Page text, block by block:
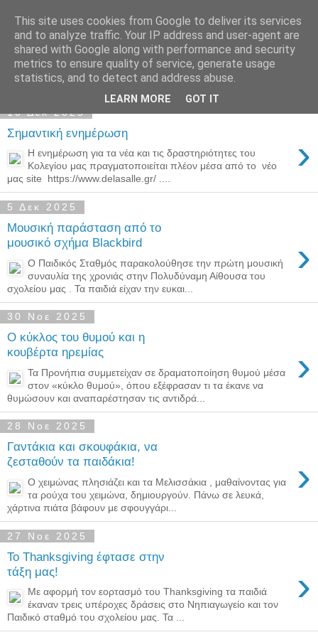
Παιδικός Σταθμός-
Νηπιαγωγείο "ΔΕΛΑΣΑΛ"
10 Δεκ 2025
Σημαντική ενημέρωση ›
Η ενημέρωση για τα νέα και τις δραστηριότητες του
Κολεγίου μας πραγματοποιείται πλέον μέσα από το νέο
μας site https://www.delasalle.gr/ ....
5 Δεκ 2025
Μουσική παράσταση από το
μουσικό σχήμα Blackbird
›
Ο Παιδικός Σταθμός παρακολούθησε την πρώτη μουσική
συναυλία της χρονιάς στην Πολυδύναμη Αίθουσα του
σχολείου μας . Τα παιδιά είχαν την ευκαι...
30 Νοε 2025
Ο κύκλος του θυμού και η
κουβέρτα ηρεμίας
›
Τα Προνήπια συμμετείχαν σε δραματοποίηση θυμού μέσα
στον «κύκλο θυμού», όπου εξέφρασαν τι τα έκανε να
θυμώσουν και αναπαρέστησαν τις αντιδρά...
28 Νοε 2025
Γαντάκια και σκουφάκια, να
ζεσταθούν τα παιδάκια!
›
Ο χειμώνας πλησιάζει και τα Μελισσάκια , μαθαίνοντας για
τα ρούχα του χειμώνα, δημιουργούν. Πάνω σε λευκά,
χάρτινα πιάτα βάφουν με σφουγγάρι...
27 Νοε 2025
Το Thanksgiving έφτασε στην
τάξη μας!
›
Με αφορμή τον εορτασμό του Thanksgiving τα παιδιά
έκαναν τρεις υπέροχες δράσεις στο Νηπιαγωγείο και τον
Παιδικό σταθμό του σχολείου μας. Τα ...
This site uses cookies from Google to deliver its services
and to analyze traffic. Your IP address and user-agent are
shared with Google along with performance and security
metrics to ensure quality of service, generate usage
statistics, and to detect and address abuse.
LEARN MORE GOT IT